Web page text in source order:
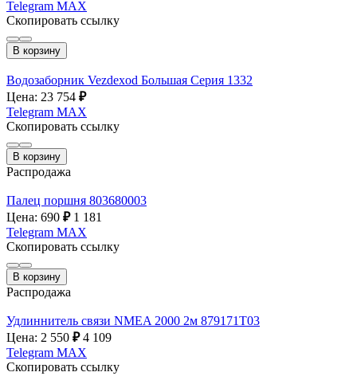
Telegram MAX
Скопировать ссылку
В корзину
Водозаборник Vezdexod Большая Серия 1332
Цена: 23 754 ₽
Telegram MAX
Скопировать ссылку
В корзину
Распродажа
Палец поршня 803680003
Цена: 690 ₽ 1 181
Telegram MAX
Скопировать ссылку
В корзину
Распродажа
Удлиннитель связи NMEA 2000 2м 879171T03
Цена: 2 550 ₽ 4 109
Telegram MAX
Скопировать ссылку